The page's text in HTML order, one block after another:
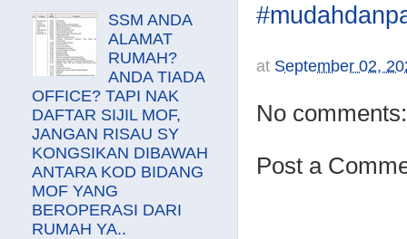
at September 02,
No comments:
Post a
SSM ANDA
ALAMAT
RUMAH?
ANDA TIADA
OFFICE? TAPI NAK
DAFTAR SIJIL MOF,
JANGAN RISAU SY
KONGSIKAN DIBAWAH
ANTARA KOD BIDANG
MOF YANG
BEROPERASI DARI
RUMAH YA..